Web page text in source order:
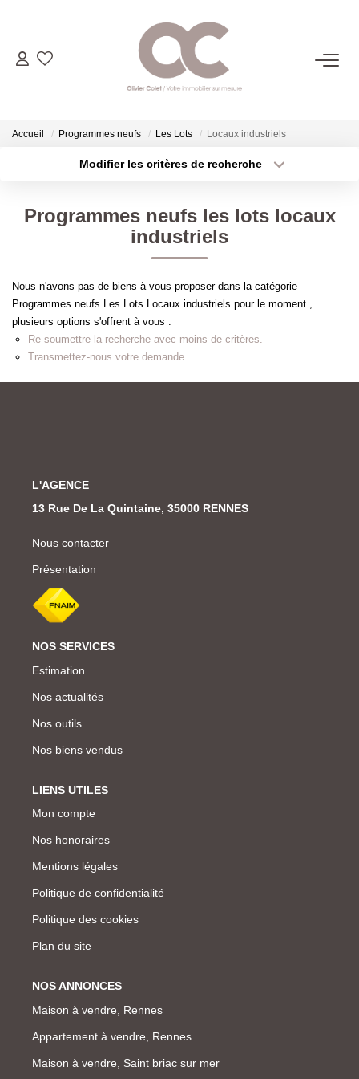
06.14.98.69.34
ACHETER
ESTIMER
CONTACT
Accueil Programmes neufs Les Lots Locaux industriels
Modifier les critères de recherche
Sélectionnez...
Type de bien
Surface min
Créer une alerte
Programmes neufs les lots locaux
industriels
Nous n'avons pas de biens à vous proposer dans la catégorie
Programmes neufs Les Lots Locaux industriels pour le moment ,
plusieurs options s'offrent à vous :
Re-soumettre la recherche avec moins de critères.
Transmettez-nous votre demande
L'AGENCE
13 Rue De La Quintaine, 35000 RENNES
Nous contacter
Présentation
NOS SERVICES
Estimation
Nos actualités
Nos outils
Nos biens vendus
LIENS UTILES
Mon compte
Nos honoraires
Mentions légales
Politique de confidentialité
Politique des cookies
Plan du site
NOS ANNONCES
Maison à vendre, Rennes
Appartement à vendre, Rennes
Maison à vendre, Saint briac sur mer